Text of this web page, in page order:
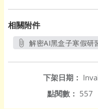
相關附件
解密AI黑盒子寒假研
下架日期：
點閱數： 557